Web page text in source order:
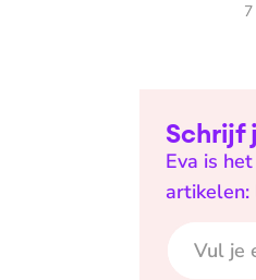
Schrijf
Eva is
artikelen: